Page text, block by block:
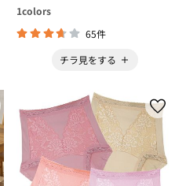
1colors
65件
チラ見をする